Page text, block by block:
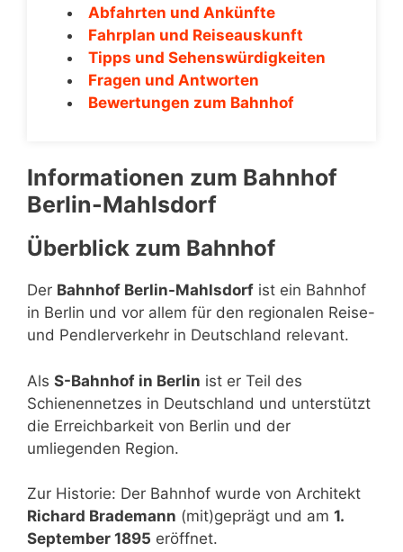
Abfahrten und Ankünfte
Fahrplan und Reiseauskunft
Tipps und Sehenswürdigkeiten
Fragen und Antworten
Bewertungen zum Bahnhof
Informationen zum Bahnhof
Berlin-Mahlsdorf
Überblick zum Bahnhof
Der Bahnhof Berlin-Mahlsdorf ist ein Bahnhof
in Berlin und vor allem für den regionalen Reise-
und Pendlerverkehr in Deutschland relevant.
Als S-Bahnhof in Berlin ist er Teil des
Schienennetzes in Deutschland und unterstützt
die Erreichbarkeit von Berlin und der
umliegenden Region.
Zur Historie: Der Bahnhof wurde von Architekt
Richard Brademann (mit)geprägt und am 1.
September 1895 eröffnet.